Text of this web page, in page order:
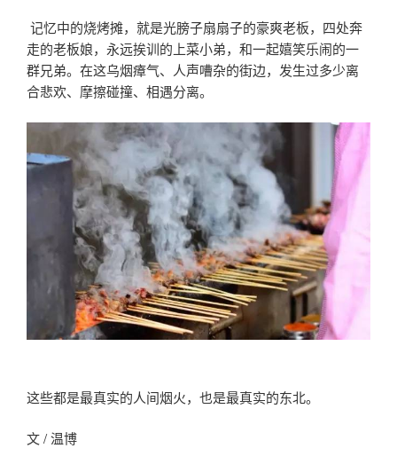
记忆中的烧烤摊，就是光膀子扇扇子的豪爽老板，四处奔
走的老板娘，永远挨训的上菜小弟，和一起嬉笑乐闹的一
群兄弟。在这乌烟瘴气、人声嘈杂的街边，发生过多少离
合悲欢、摩擦碰撞、相遇分离。
这些都是最真实的人间烟火，也是最真实的东北。
文 / 温博